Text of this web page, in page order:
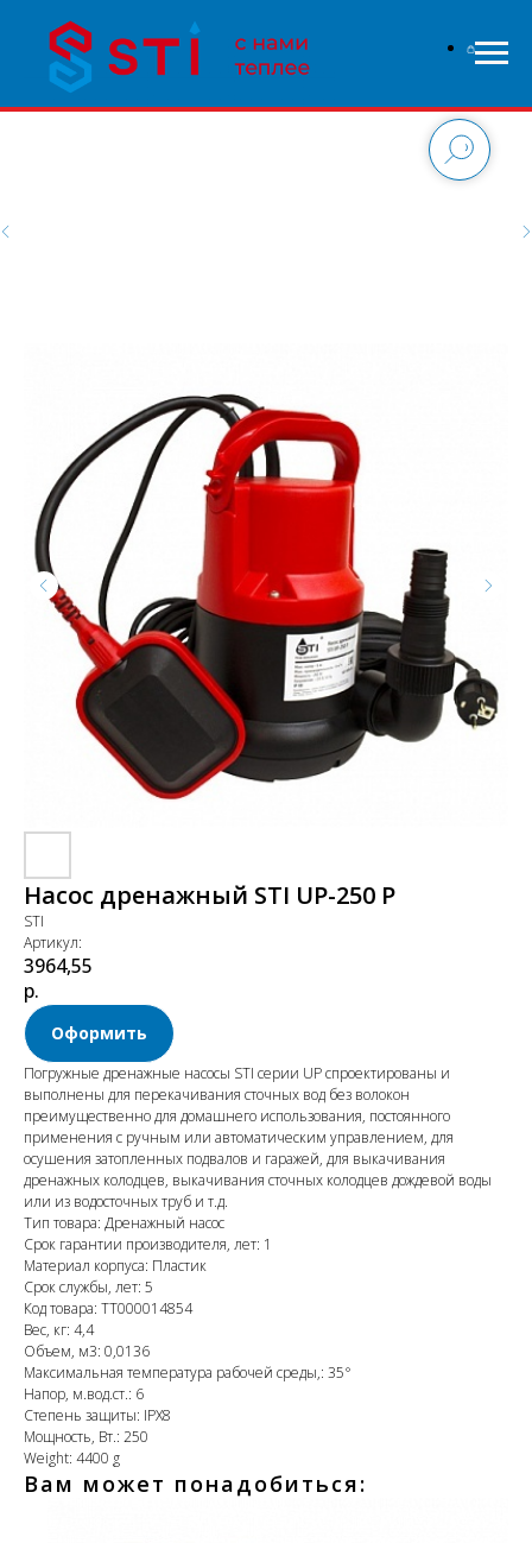
В связи с высокой нагрузкой на сайт - заказы
обрабатываются дольше чем обычно, приносим свои
извинения и надеемся на понимание с вашей стороны.
Насос дренажный STI UP-250 P
STI
Артикул:
3964,55
р.
Оформить
Погружные дренажные насосы STI серии UP спроектированы и
выполнены для перекачивания сточных вод без волокон
преимущественно для домашнего использования, постоянного
применения с ручным или автоматическим управлением, для
осушения затопленных подвалов и гаражей, для выкачивания
дренажных колодцев, выкачивания сточных колодцев дождевой воды
или из водосточных труб и т.д.
Тип товара: Дренажный насос
Срок гарантии производителя, лет: 1
Материал корпуса: Пластик
Срок службы, лет: 5
Код товара: ТТ000014854
Вес, кг: 4,4
Объем, м3: 0,0136
Максимальная температура рабочей среды,: 35°
Напор, м.вод.ст.: 6
Степень защиты: IPX8
Мощность, Вт.: 250
Weight: 4400 g
Вам может понадобиться: